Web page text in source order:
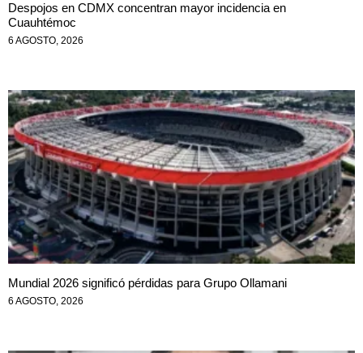
Despojos en CDMX concentran mayor incidencia en
Cuauhtémoc
6 AGOSTO, 2026
Mundial 2026 significó pérdidas para Grupo Ollamani
6 AGOSTO, 2026